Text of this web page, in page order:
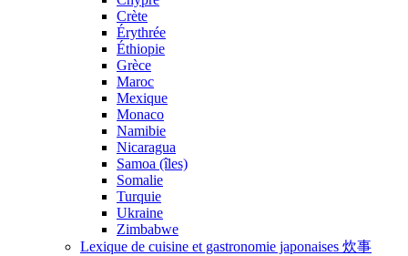
Crète
Érythrée
Éthiopie
Grèce
Maroc
Mexique
Monaco
Namibie
Nicaragua
Samoa (îles)
Somalie
Turquie
Ukraine
Zimbabwe
Lexique de cuisine et gastronomie japonaises 炊事